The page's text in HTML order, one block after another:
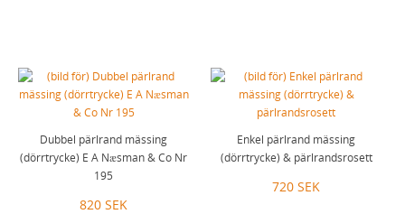
Dubbel pärlrand mässing
(dörrtrycke) E A Næsman & Co Nr
195
820 SEK
Enkel pärlrand mässing
(dörrtrycke) & pärlrandsrosett
720 SEK